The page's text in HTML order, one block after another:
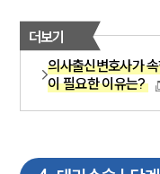
더보기
의사출신변호사가
이 필요한 이유는?